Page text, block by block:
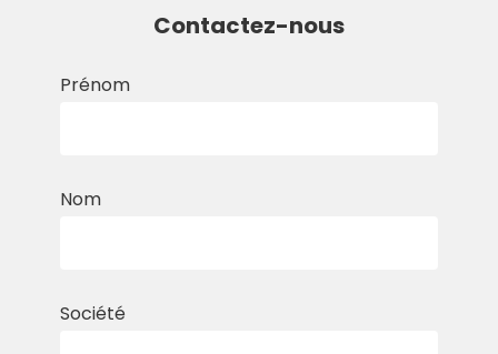
Contactez-nous
Prénom
Nom
Société